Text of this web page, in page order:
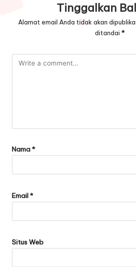
Tinggalkan
Alamat email Anda tidak akan
ditandai *
Nama*
Email*
Situs Web